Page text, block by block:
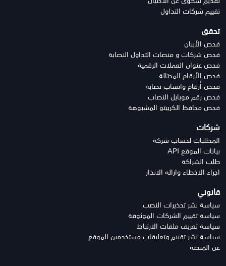
تقييم شركات التداول
تحقق
فحص الأيبان
فحص شركات و منصات التداول النصابة
فحص عنوان العملات الرقمية
فحص الأرقام المحتالة
فحص أرقام واتساب نصابة
فحص رقم موبايل النصاب
فحص محافظ الكريبتو المشبوهة
شركات
المطلبات لحساب شركة
بيانات الموقع API
طلب الشراكة
اجراء الاخطاء وازاله الانذار
قانوني
سياسة نشر تحذيرات النصب
سياسة تقييم الشركات الموثوقة
سياسة تعريف ملفات الارتباط
سياسة نشر تقييم وتعليقات مستخدمين الموقع
عن المنصة